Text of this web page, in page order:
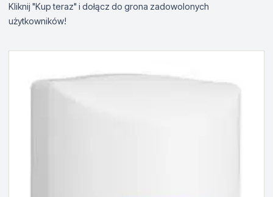
Kliknij "Kup teraz" i dołącz do grona zadowolonych
użytkowników!